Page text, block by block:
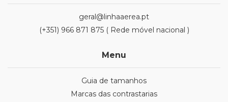
geral@linhaaerea.pt
(+351) 966 871 875 ( Rede móvel nacional )
Menu
Guia de tamanhos
Marcas das contrastarias